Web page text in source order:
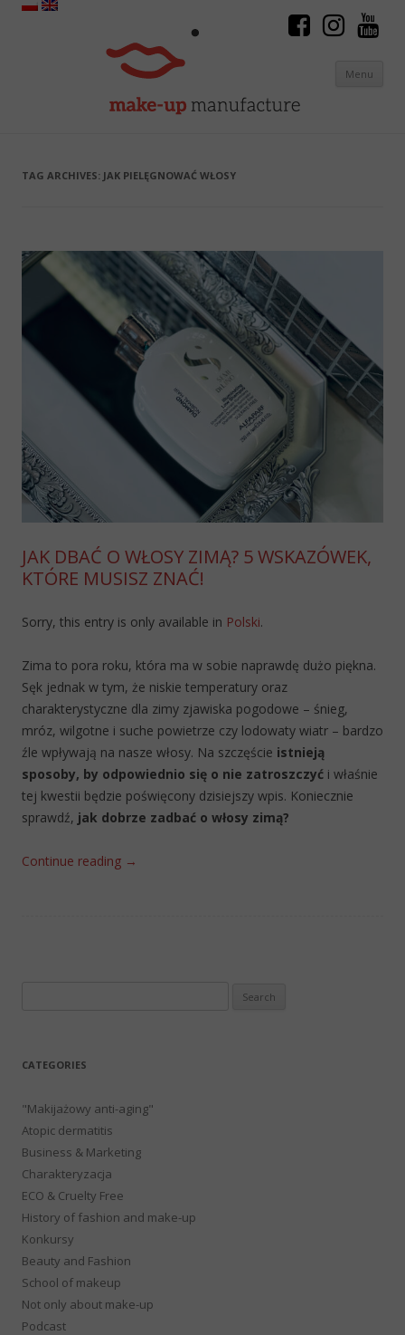
Menu
TAG ARCHIVES: JAK PIELĘGNOWAĆ WŁOSY
JAK DBAĆ O WŁOSY ZIMĄ? 5 WSKAZÓWEK,
KTÓRE MUSISZ ZNAĆ!
Sorry, this entry is only available in Polski.
Zima to pora roku, która ma w sobie naprawdę dużo piękna.
Sęk jednak w tym, że niskie temperatury oraz
charakterystyczne dla zimy zjawiska pogodowe – śnieg,
mróz, wilgotne i suche powietrze czy lodowaty wiatr – bardzo
źle wpływają na nasze włosy. Na szczęście istnieją
sposoby, by odpowiednio się o nie zatroszczyć i właśnie
tej kwestii będzie poświęcony dzisiejszy wpis. Koniecznie
sprawdź, jak dobrze zadbać o włosy zimą?
Continue reading →
CATEGORIES
"Makijażowy anti-aging"
Atopic dermatitis
Business & Marketing
Charakteryzacja
ECO & Cruelty Free
History of fashion and make-up
Konkursy
Beauty and Fashion
School of makeup
Not only about make-up
Podcast